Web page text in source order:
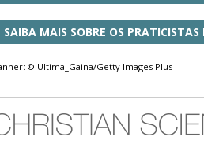
SAIBA MAIS SOBRE OS
© Ultima_Gaina/Getty Images Plus